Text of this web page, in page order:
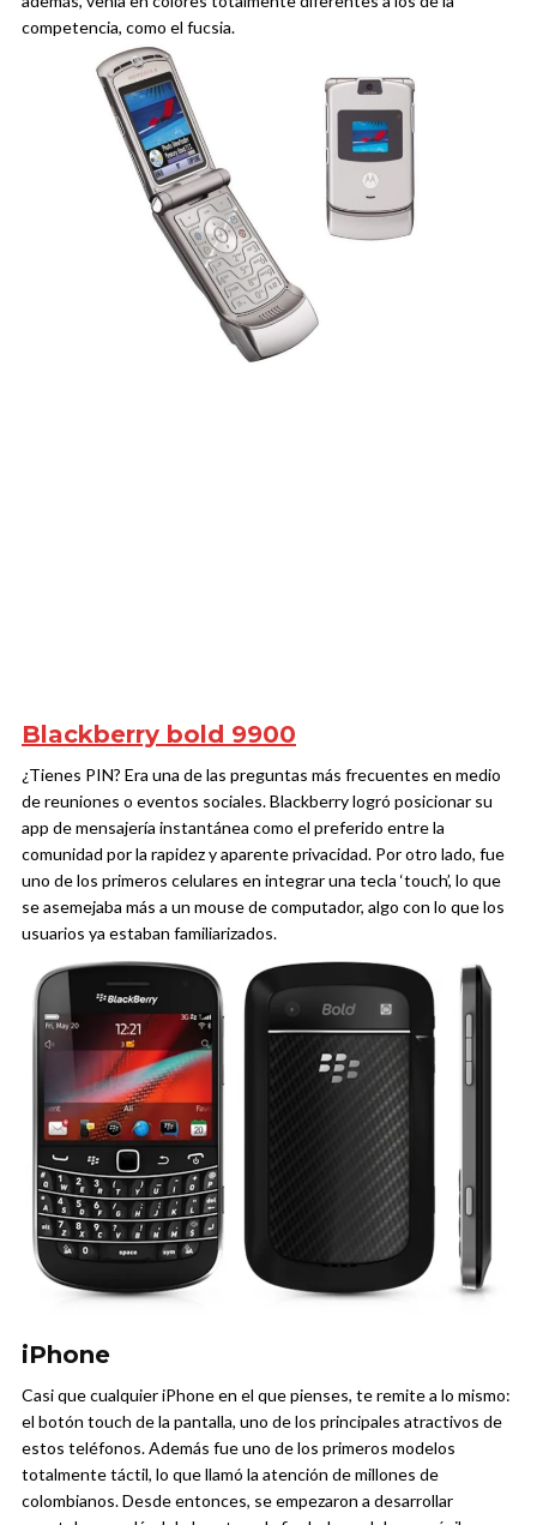
competencia, como el fucsia.
Blackberry bold 9900
¿Tienes PIN? Era una de las preguntas más frecuentes en medio
de reuniones o eventos sociales. Blackberry logró posicionar su
app de mensajería instantánea como el preferido entre la
comunidad por la rapidez y aparente privacidad. Por otro lado, fue
uno de los primeros celulares en integrar una tecla ‘touch’, lo que
se asemejaba más a un mouse de computador, algo con lo que los
usuarios ya estaban familiarizados.
iPhone
Casi que cualquier iPhone en el que pienses, te remite a lo mismo:
el botón touch de la pantalla, uno de los principales atractivos de
estos teléfonos. Además fue uno de los primeros modelos
totalmente táctil, lo que llamó la atención de millones de
colombianos. Desde entonces, se empezaron a desarrollar